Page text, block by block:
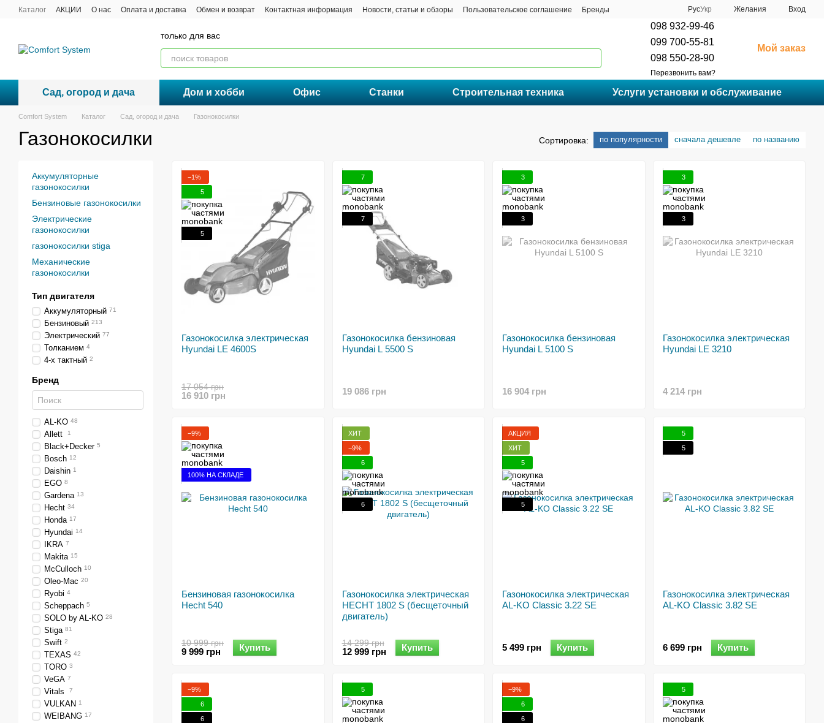
Перейти к основному контенту
Каталог АКЦИИ О нас Оплата и доставка Обмен и возврат Контактная информация Новости, статьи и обзоры Пользовательское соглашение
Бренды
РусУкр Желания Вход
только для вас
098 932-99-46
099 700-55-81
098 550-28-90
Перезвонить вам?
Мой заказ
Сад, огород и дача Дом и хобби Офис Станки Строительная техника Услуги установки и обслуживание
Comfort System Каталог Сад, огород и дача Газонокосилки
Газонокосилки Сортировка: по популярности сначала дешевле по названию
−1%
5
5
Газонокосилка электрическая
Hyundai LE 4600S
17 054 грн
16 910 грн
7
7
Газонокосилка бензиновая
Hyundai L 5500 S
19 086 грн
3
3
Газонокосилка бензиновая
Hyundai L 5100 S
16 904 грн
3
3
Газонокосилка электрическая
Hyundai LE 3210
4 214 грн
−9%
100% НА СКЛАДЕ
Бензиновая газонокосилка
Hecht 540
10 999 грн
9 999 грн Купить
ХИТ
−9%
6
6
Газонокосилка электрическая
HECHT 1802 S (бесщеточный
двигатель)
14 299 грн
12 999 грн Купить
АКЦИЯ
ХИТ
5
5
Газонокосилка электрическая
AL-KO Classic 3.22 SE
5 499 грн Купить
5
5
Газонокосилка электрическая
AL-KO Classic 3.82 SE
6 699 грн Купить
−9%
6
6
5
−9%
6
6
5
Аккумуляторные
газонокосилки
Бензиновые газонокосилки
Электрические
газонокосилки
газонокосилки stiga
Механические
газонокосилки
Тип двигателя
Аккумуляторный 71
Бензиновый 213
Электрический 77
Толканием 4
4-х тактный 2
Бренд
AL-KO 48
Allett 1
Black+Decker 5
Bosch 12
Daishin 1
EGO 8
Gardena 13
Hecht 34
Honda 17
Hyundai 14
IKRA 7
Makita 15
McCulloch 10
Oleo-Mac 20
Ryobi 4
Scheppach 5
SOLO by AL-KO 28
Stiga 81
Swift 2
TEXAS 42
TORO 3
VeGA 7
Vitals 7
VULKAN 1
WEIBANG 17